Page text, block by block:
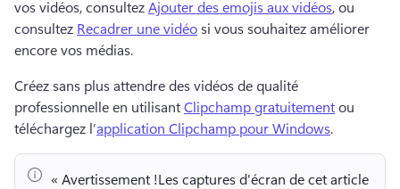
vos vidéos, consultez Ajouter des emojis aux vidéos, ou
consultez Recadrer une vidéo si vous souhaitez améliorer
encore vos médias.
Créez sans plus attendre des vidéos de qualité
professionnelle en utilisant Clipchamp gratuitement ou
téléchargez l’application Clipchamp pour Windows.
« Avertissement !Les captures d'écran de cet article